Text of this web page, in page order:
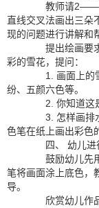
教师请2――3
直线交叉法画出三朵
现的问题进行讲解和
提出绘画要求
彩的雪花，提问：
1. 画面上的雪
纷、五颜六色等。
2. 你知道这是
3. 怎样画排水
色笔在纸上画出彩色
四、 幼儿进行
鼓励幼儿先用
笔将画面涂上底色，
导。
欣赏幼儿作品